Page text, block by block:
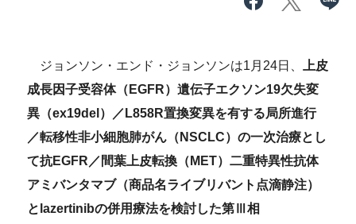
ジョンソン・エンド・ジョンソンは1月24日、
上皮
成長因子受容体（EGFR）遺伝子エクソン19欠失変
異（ex19del）／L858R置換変異を有する局所進行
／転移性非小細胞肺がん（NSCLC）の一次治療とし
て抗EGFR／間葉上皮転換（MET）二重特異性抗体
アミバンタマブ（商品名ライブリバント点滴静注）
とlazertinibの併用療法を検討した第Ⅲ相